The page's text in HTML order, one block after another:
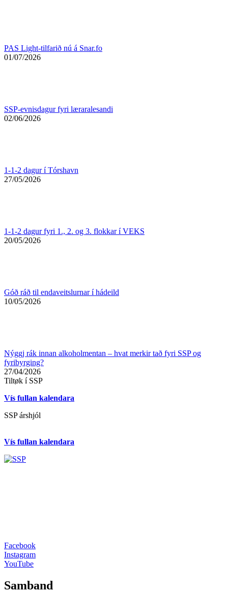
PAS Light-tilfarið nú á Snar.fo
01/07/2026
SSP-evnisdagur fyri læraralesandi
02/06/2026
1-1-2 dagur í Tórshavn
27/05/2026
1-1-2 dagur fyri 1., 2. og 3. flokkar í VEKS
20/05/2026
Góð ráð til endaveitslurnar í hádeild
10/05/2026
Nýggj rák innan alkoholmentan – hvat merkir tað fyri SSP og
fyribyrging?
27/04/2026
Tiltøk í SSP
Vís fullan kalendara
SSP árshjól
Vís fullan kalendara
Facebook
Instagram
YouTube
Samband